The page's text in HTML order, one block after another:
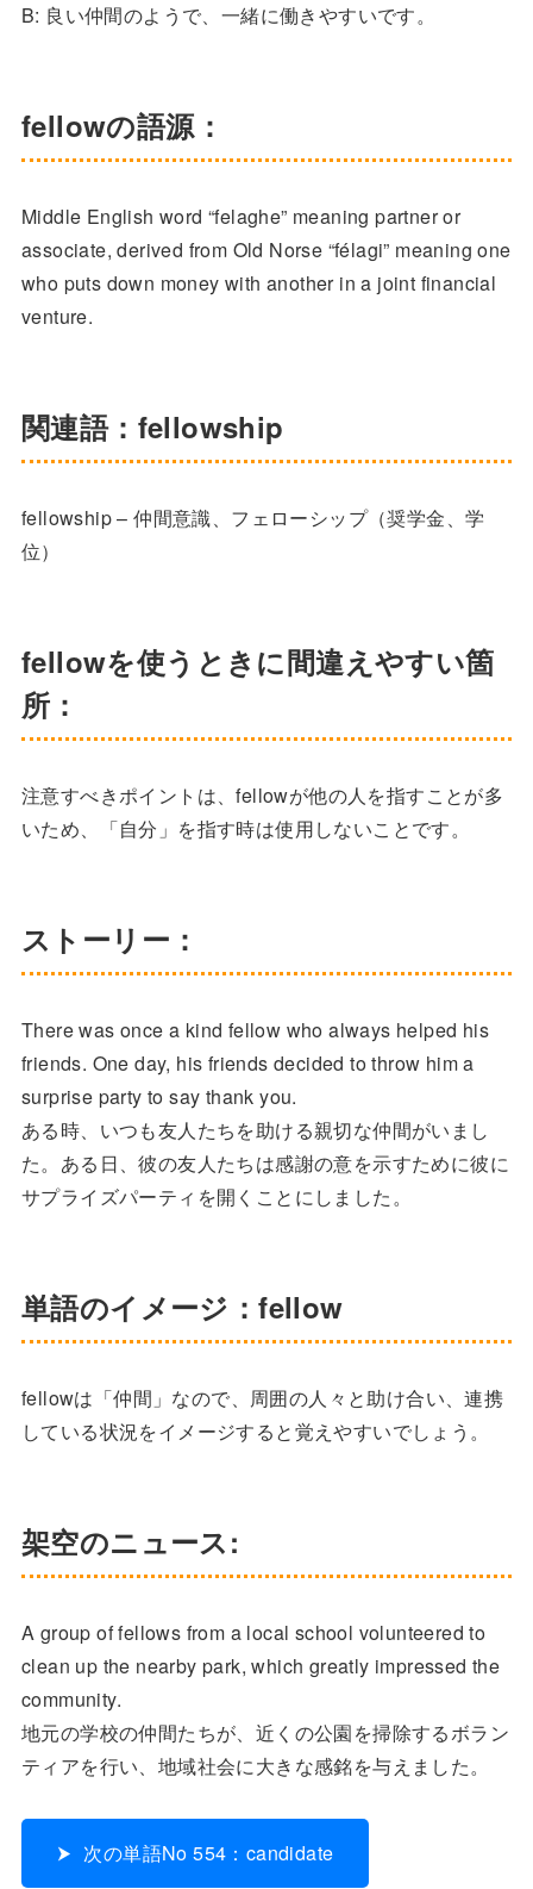
B: 良い仲間のようで、一緒に働きやすいです。
fellowの語源：
Middle English word “felaghe” meaning partner or
associate, derived from Old Norse “félagi” meaning one
who puts down money with another in a joint financial
venture.
関連語：fellowship
fellowship – 仲間意識、フェローシップ（奨学金、学
位）
fellowを使うときに間違えやすい箇
所：
注意すべきポイントは、fellowが他の人を指すことが多
いため、「自分」を指す時は使用しないことです。
ストーリー：
There was once a kind fellow who always helped his
friends. One day, his friends decided to throw him a
surprise party to say thank you.
ある時、いつも友人たちを助ける親切な仲間がいまし
た。ある日、彼の友人たちは感謝の意を示すために彼に
サプライズパーティを開くことにしました。
単語のイメージ：fellow
fellowは「仲間」なので、周囲の人々と助け合い、連携
している状況をイメージすると覚えやすいでしょう。
架空のニュース:
A group of fellows from a local school volunteered to
clean up the nearby park, which greatly impressed the
community.
地元の学校の仲間たちが、近くの公園を掃除するボラン
ティアを行い、地域社会に大きな感銘を与えました。
次の単語No 554：candidate